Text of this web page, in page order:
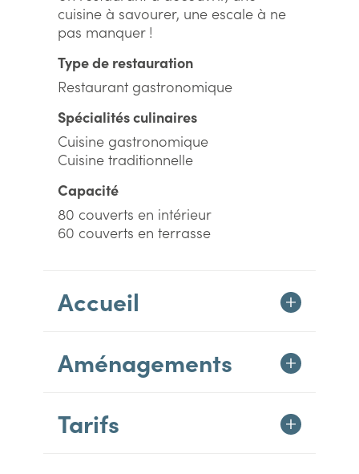
cuisine à savourer, une escale à ne
pas manquer !
Type de restauration
Restaurant gastronomique
Spécialités culinaires
Cuisine gastronomique
Cuisine traditionnelle
Capacité
80 couverts en intérieur
60 couverts en terrasse
Accueil
Aménagements
Tarifs